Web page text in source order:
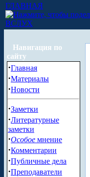
ГЛАВНАЯ
ВСЛУХ
Навигация по
сайту
·Главная
·Материалы
·Новости
·Заметки
·Литературные
заметки
·Особое мнение
·Комментарии
·Публичные дела
·Преподаватели